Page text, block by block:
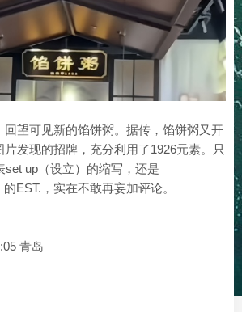
回望可见新的馅饼粥。据传，馅饼粥又开
发现的招牌，充分利用了1926元素。只
set up（设立）的缩写，还是
EST.，实在不敢再妄加评论。
青岛